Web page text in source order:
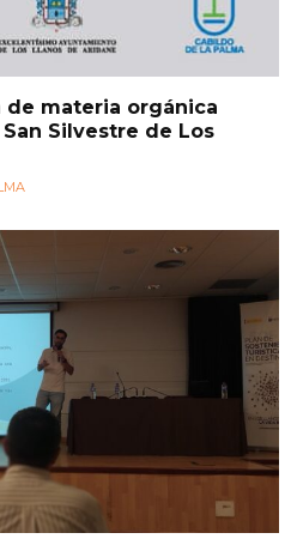
materia orgánica
Silvestre de Los